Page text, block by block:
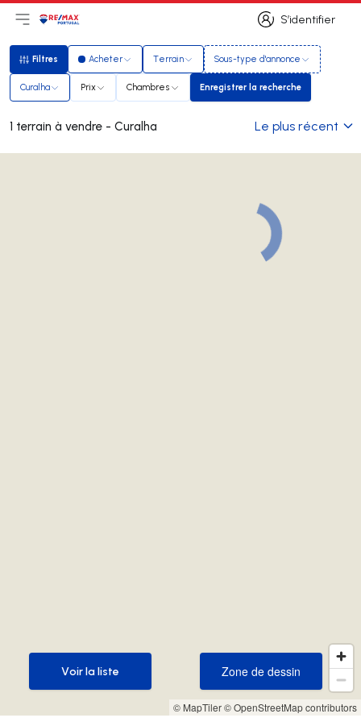
S’identifier
S’identifier
Ouvrir le menu principal
LogoAller à la page d’accueil
Filtres
Filtres Acheter Terrain Sous-type d'annonce
Curalha Prix Chambres Enregistrer la recherche
Enregistrer la recherche
1 terrain à vendre - Curalha Le plus récent
© MapTiler© OpenStreetMap contributors
Zone de dessin
Zone de dessin
Voir la liste
Voir la liste